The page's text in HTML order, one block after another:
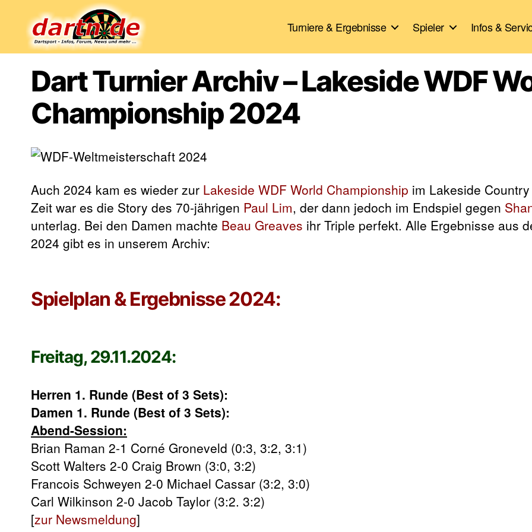
Turniere & Ergebnisse Spieler Infos &
Dart Turnier Archiv – Lakeside WDF
Championship 2024
Auch 2024 kam es wieder zur Lakeside WDF World Championship im Lakeside
Zeit war es die Story des 70-jährigen Paul Lim, der dann jedoch im Endspiel gegen
unterlag. Bei den Damen machte Beau Greaves ihr Triple perfekt. Alle Ergebnisse aus
2024 gibt es in unserem Archiv:
Spielplan & Ergebnisse 2024:
Freitag, 29.11.2024:
Herren 1. Runde (Best of 3 Sets):
Damen 1. Runde (Best of 3 Sets):
Abend-Session:
Brian Raman 2-1 Corné Groneveld (0:3, 3:2, 3:1)
Scott Walters 2-0 Craig Brown (3:0, 3:2)
Francois Schweyen 2-0 Michael Cassar (3:2, 3:0)
Carl Wilkinson 2-0 Jacob Taylor (3:2. 3:2)
[zur Newsmeldung]